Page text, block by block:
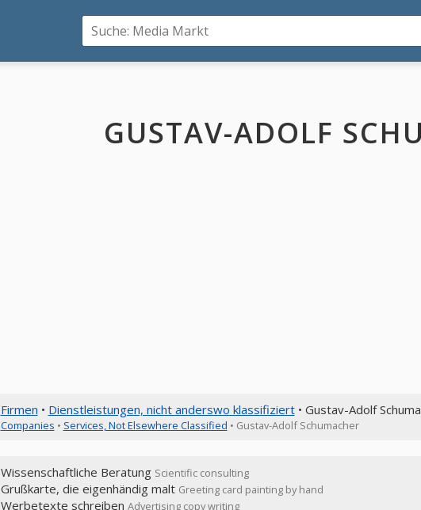
GUSTAV-ADOLF
Firmen • Dienstleistungen, nicht anderswo klassifiziert• Gustav-Adolf
Companies • Services, Not Elsewhere Classified • Gustav-Adolf Schumacher
Wissenschaftliche Beratung Scientific consulting
Grußkarte, die eigenhändig malt Greeting card painting by hand
Werbetexte schreiben Advertising copy writing